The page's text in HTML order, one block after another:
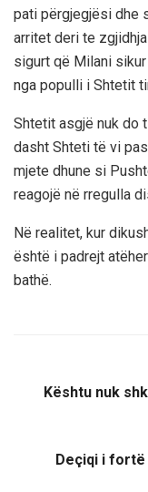
pati përgjegjësi dhe
arritet deri te
sigurt që Milani
nga populli i Shtetit
Shtetit asgjë nuk do
dasht Shteti të vi
mjete dhune si
reagojë në rregulla
Në realitet, kur
është i padrejt
bathë.
Kështu nuk
Deçiqi i